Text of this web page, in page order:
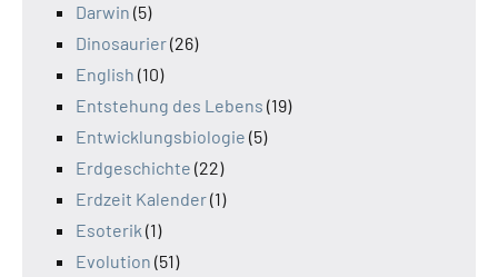
Darwin (5)
Dinosaurier(26)
English (10)
Entstehung des Lebens (19)
Entwicklungsbiologie (5)
Erdgeschichte (22)
Erdzeit Kalender(1)
Esoterik (1)
Evolution (51)